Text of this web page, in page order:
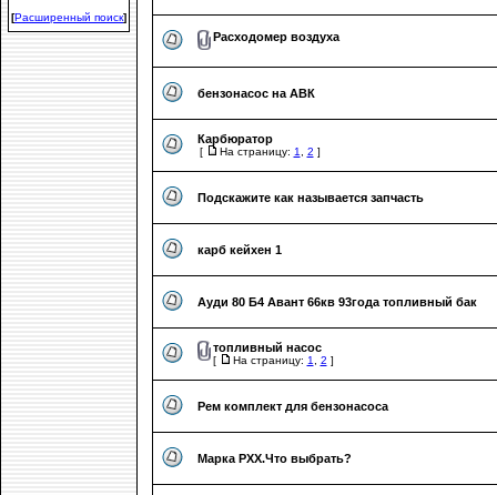
[Расширенный поиск]
Расходомер воздуха
бензонасос на АВК
Карбюратор
[ На страницу: 1, 2 ]
Подскажите как называется запчасть
карб кейхен 1
Ауди 80 Б4 Авант 66кв 93года топливный бак
топливный насос
[ На страницу: 1, 2 ]
Рем комплект для бензонасоса
Марка РХХ.Что выбрать?